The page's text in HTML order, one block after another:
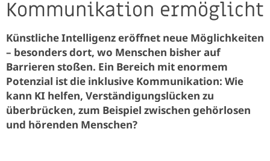
Kommunikation ermöglicht
Künstliche Intelligenz eröffnet neue Möglichkeiten
– besonders dort, wo Menschen bisher auf
Barrieren stoßen. Ein Bereich mit enormem
Potenzial ist die inklusive Kommunikation: Wie
kann KI helfen, Verständigungslücken zu
überbrücken, zum Beispiel zwischen gehörlosen
und hörenden Menschen?